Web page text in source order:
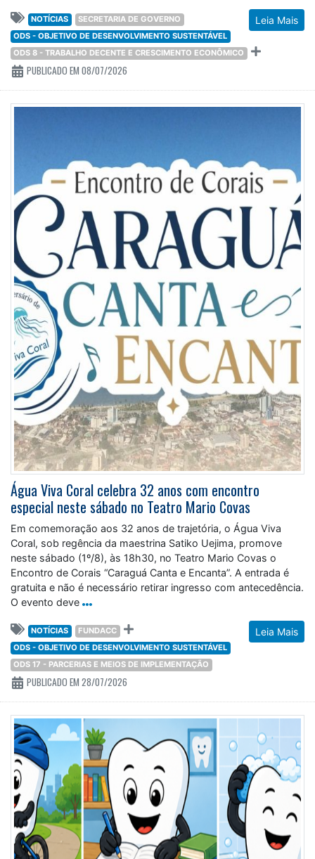
Leia Mais
NOTÍCIAS
SECRETARIA DE GOVERNO
ODS - OBJETIVO DE DESENVOLVIMENTO SUSTENTÁVEL
ODS 8 - TRABALHO DECENTE E CRESCIMENTO ECONÔMICO
PUBLICADO EM 08/07/2026
Água Viva Coral celebra 32 anos com encontro
especial neste sábado no Teatro Mario Covas
Em comemoração aos 32 anos de trajetória, o Água Viva
Coral, sob regência da maestrina Satiko Uejima, promove
neste sábado (1º/8), às 18h30, no Teatro Mario Covas o
Encontro de Corais “Caraguá Canta e Encanta”. A entrada é
gratuita e não é necessário retirar ingresso com antecedência.
O evento deve
Leia Mais
NOTÍCIAS
FUNDACC
ODS - OBJETIVO DE DESENVOLVIMENTO SUSTENTÁVEL
ODS 17 - PARCERIAS E MEIOS DE IMPLEMENTAÇÃO
PUBLICADO EM 28/07/2026